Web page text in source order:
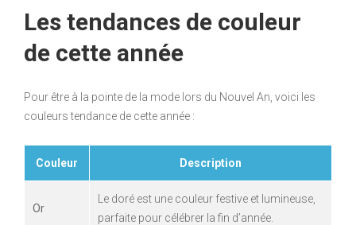
Les tendances de couleur
de cette année
Pour être à la pointe de la mode lors du Nouvel An, voici les
couleurs tendance de cette année :
Couleur Description
Or
Le doré est une couleur festive et lumineuse,
parfaite pour célébrer la fin d’année.